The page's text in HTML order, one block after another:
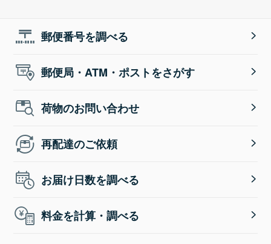
郵便番号を調べる
郵便局・ATM・ポストをさがす
荷物のお問い合わせ
再配達のご依頼
お届け日数を調べる
料金を計算・調べる